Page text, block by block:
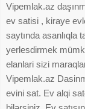
Vipemlak.az
ev satisi , kiraye
saytında asanlıqla
yerlesdirmek
elanlari sizi
Vipemlak.az
evini sat. Ev alqi